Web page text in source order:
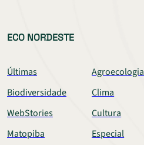
ECO NORDESTE
Últimas
Agroecologia
Biodiversidade
Clima
WebStories
Cultura
Matopiba
Especial